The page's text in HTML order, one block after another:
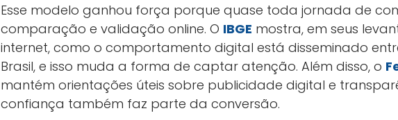
Esse modelo ganhou força porque quase toda jornada de
comparação e validação online. O IBGE mostra, em seus
internet, como o comportamento digital está disseminado
Brasil, e isso muda a forma de captar atenção. Além disso, o
mantém orientações úteis sobre publicidade digital e
confiança também faz parte da conversão.